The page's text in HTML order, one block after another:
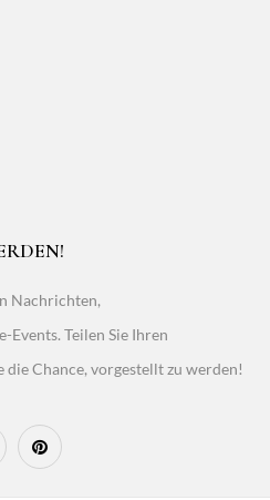
Nachrichten,
Teilen Sie Ihren
Chance, vorgestellt zu werden!